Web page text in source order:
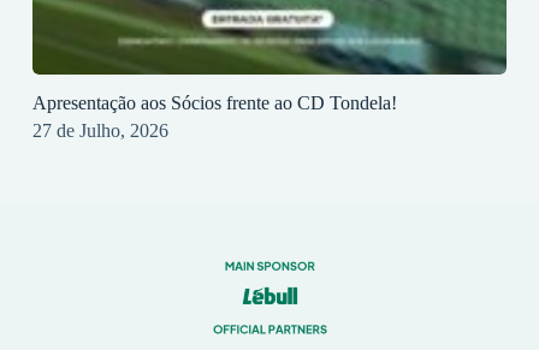
Apresentação aos Sócios frente ao CD Tondela!
27 de Julho, 2026